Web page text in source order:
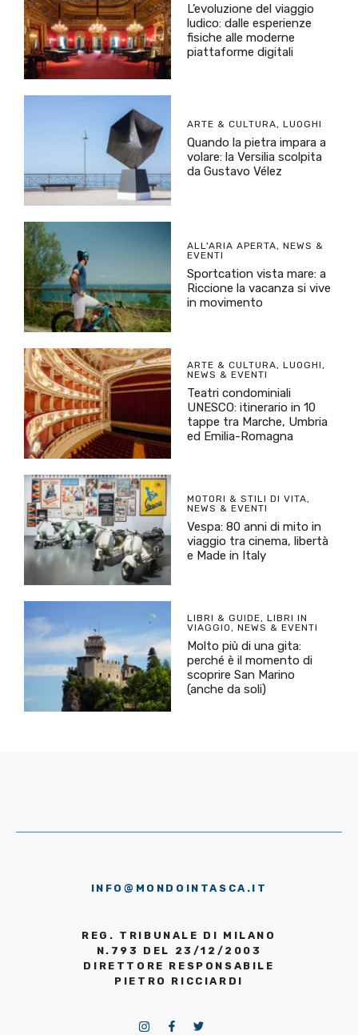
L’evoluzione del viaggio
ludico: dalle esperienze
fisiche alle moderne
piattaforme digitali
ARTE & CULTURA, LUOGHI
Quando la pietra impara a
volare: la Versilia scolpita
da Gustavo Vélez
ALL'ARIA APERTA, NEWS &
EVENTI
Sportcation vista mare: a
Riccione la vacanza si vive
in movimento
ARTE & CULTURA, LUOGHI ,
NEWS & EVENTI
Teatri condominiali
UNESCO: itinerario in 10
tappe tra Marche, Umbria
ed Emilia-Romagna
MOTORI & STILI DI VITA,
NEWS & EVENTI
Vespa: 80 anni di mito in
viaggio tra cinema, libertà
e Made in Italy
LIBRI & GUIDE, LIBRI IN
VIAGGIO , NEWS & EVENTI
Molto più di una gita:
perché è il momento di
scoprire San Marino
(anche da soli)
INFO@MONDOINTASCA.IT
REG. TRIBUNALE DI MILANO
N.793 DEL 23/12/2003
DIRETTORE RESPONSABILE
PIETRO RICCIARDI